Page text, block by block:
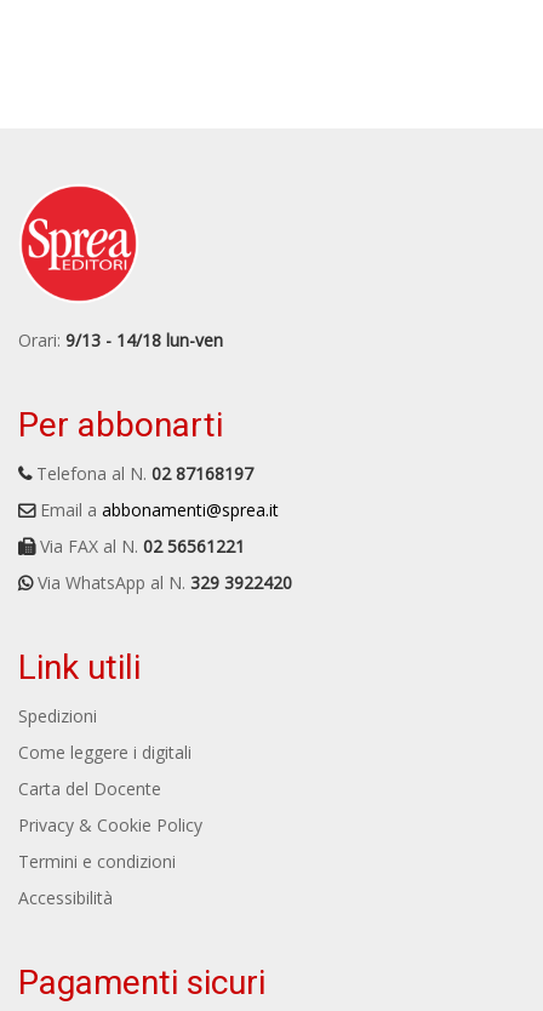
Orari: 9/13 - 14/18 lun-ven
Per abbonarti
Telefona al N. 02 87168197
Email a abbonamenti@sprea.it
Via FAX al N. 02 56561221
Via WhatsApp al N. 329 3922420
Link utili
Spedizioni
Come leggere i digitali
Carta del Docente
Privacy & Cookie Policy
Termini e condizioni
Accessibilità
Pagamenti sicuri